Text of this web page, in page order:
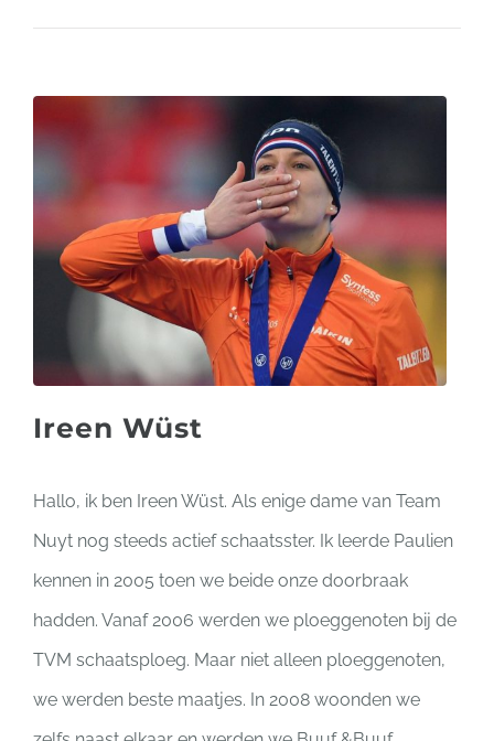
Ireen Wüst
Hallo, ik ben Ireen Wüst. Als enige dame van Team
Nuyt nog steeds actief schaatsster. Ik leerde Paulien
kennen in 2005 toen we beide onze doorbraak
hadden. Vanaf 2006 werden we ploeggenoten bij de
TVM schaatsploeg. Maar niet alleen ploeggenoten,
we werden beste maatjes. In 2008 woonden we